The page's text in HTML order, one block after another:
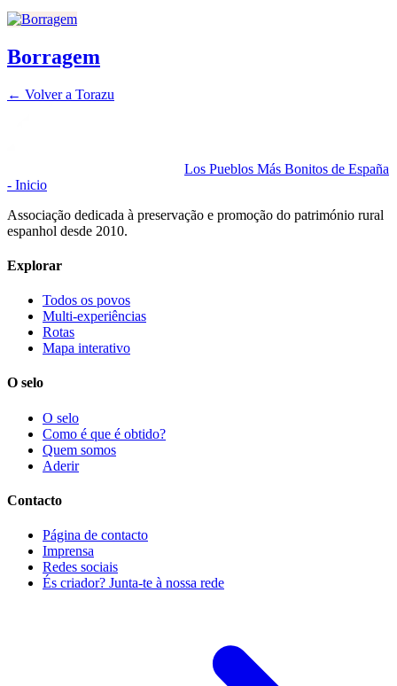
Borragem
← Volver a Torazu
Los Pueblos Más Bonitos de España
- Inicio
Associação dedicada à preservação e promoção do património rural
espanhol desde 2010.
Explorar
Todos os povos
Multi-experiências
Rotas
Mapa interativo
O selo
O selo
Como é que é obtido?
Quem somos
Aderir
Contacto
Página de contacto
Imprensa
Redes sociais
És criador? Junta-te à nossa rede